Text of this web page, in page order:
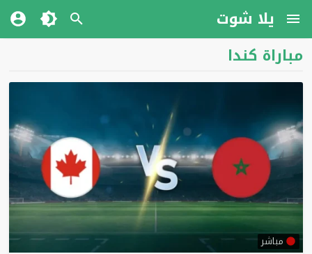
يلا شوت
مباراة كندا
مباشر